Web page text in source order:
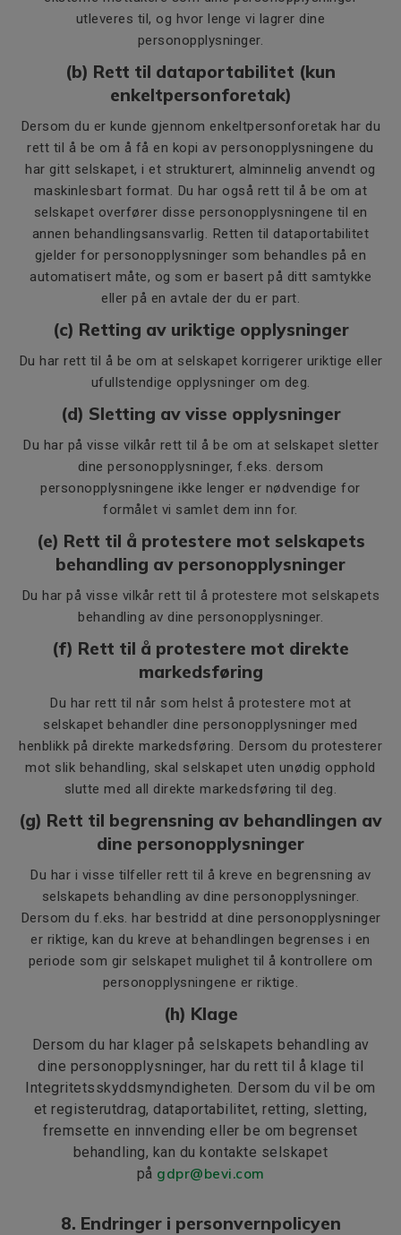
utleveres til, og hvor lenge vi lagrer dine
personopplysninger.
(b) Rett til dataportabilitet (kun
enkeltpersonforetak)
Dersom du er kunde gjennom enkeltpersonforetak har du
rett til å be om å få en kopi av personopplysningene du
har gitt selskapet, i et strukturert, alminnelig anvendt og
maskinlesbart format. Du har også rett til å be om at
selskapet overfører disse personopplysningene til en
annen behandlingsansvarlig. Retten til dataportabilitet
gjelder for personopplysninger som behandles på en
automatisert måte, og som er basert på ditt samtykke
eller på en avtale der du er part.
(c) Retting av uriktige opplysninger
Du har rett til å be om at selskapet korrigerer uriktige eller
ufullstendige opplysninger om deg.
(d) Sletting av visse opplysninger
Du har på visse vilkår rett til å be om at selskapet sletter
dine personopplysninger, f.eks. dersom
personopplysningene ikke lenger er nødvendige for
formålet vi samlet dem inn for.
(e) Rett til å protestere mot selskapets
behandling av personopplysninger
Du har på visse vilkår rett til å protestere mot selskapets
behandling av dine personopplysninger.
(f) Rett til å protestere mot direkte
markedsføring
Du har rett til når som helst å protestere mot at
selskapet behandler dine personopplysninger med
henblikk på direkte markedsføring. Dersom du protesterer
mot slik behandling, skal selskapet uten unødig opphold
slutte med all direkte markedsføring til deg.
(g) Rett til begrensning av behandlingen av
dine personopplysninger
Du har i visse tilfeller rett til å kreve en begrensning av
selskapets behandling av dine personopplysninger.
Dersom du f.eks. har bestridd at dine personopplysninger
er riktige, kan du kreve at behandlingen begrenses i en
periode som gir selskapet mulighet til å kontrollere om
personopplysningene er riktige.
(h) Klage
Dersom du har klager på selskapets behandling av
dine personopplysninger, har du rett til å klage til
Integritetsskyddsmyndigheten. Dersom du vil be om
et registerutdrag, dataportabilitet, retting, sletting,
fremsette en innvending eller be om begrenset
behandling, kan du kontakte selskapet
på gdpr@bevi.com
8. Endringer i personvernpolicyen